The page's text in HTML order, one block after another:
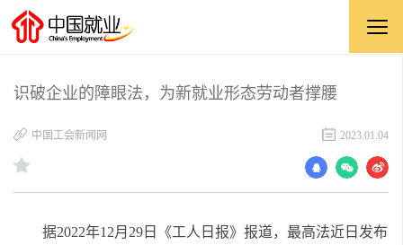
识破企业的障眼法，为新就业形态劳动者撑腰
中国工会新闻网 2023.01.04
据2022年12月29日《工人日报》报道，最高法近日发布